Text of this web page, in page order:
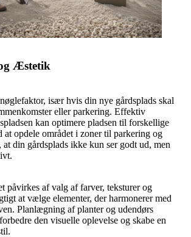
Æstetik
især hvis din nye gårdsplads skal
eller parkering. Effektiv
kan optimere pladsen til forskellige
at opdele området i zoner til parkering og
din gårdsplads ikke kun ser godt ud, men
påvirkes af valg af farver, teksturer og
at vælge elementer, der harmonerer med
Planlægning af planter og udendørs
den visuelle oplevelse og skabe en